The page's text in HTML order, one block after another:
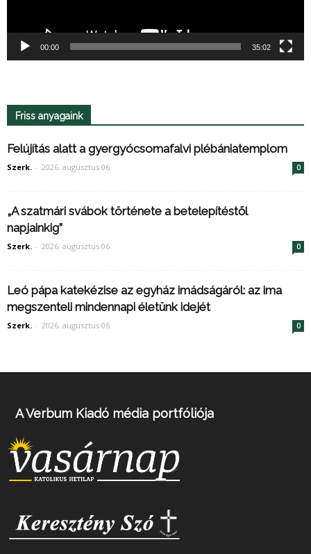
00:00 35:02
Friss anyagaink
Felújítás alatt a gyergyócsomafalvi plébániatemplom
Szerk. - 2026. augusztus 06. 0
„A szatmári svábok története a betelepítéstől
napjainkig”
Szerk. - 2026. augusztus 06. 0
Leó pápa katekézise az egyház imádságáról: az ima
megszenteli mindennapi életünk idejét
Szerk. - 2026. augusztus 06. 0
A Verbum Kiadó média portfóliója